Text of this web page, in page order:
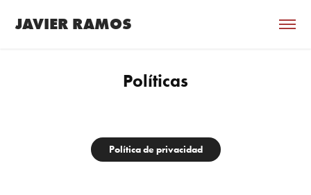
JAVIER RAMOS
Políticas
Política de privacidad